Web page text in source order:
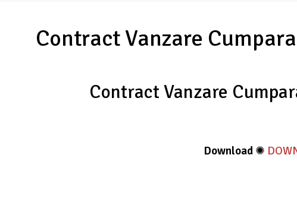
Contract Vanzare
Contract Vanzare
Download✺